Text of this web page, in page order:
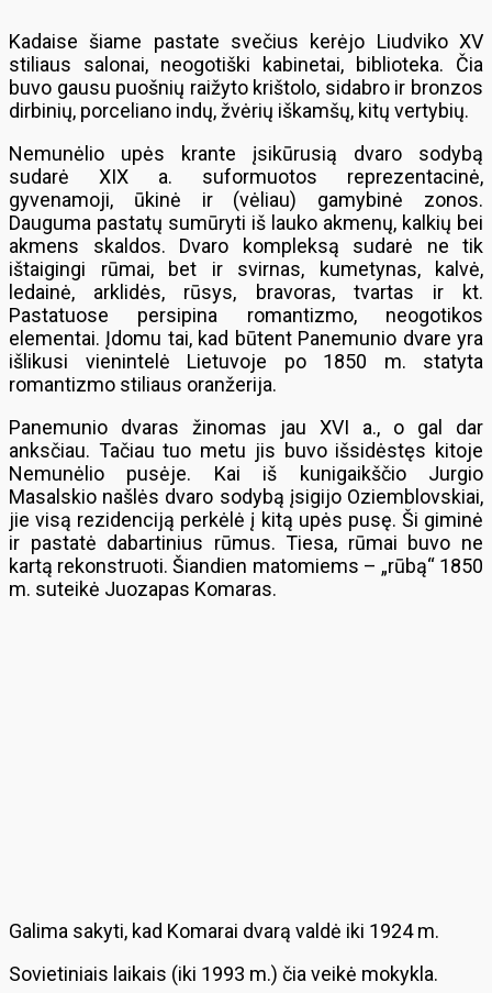
Kadaise šiame pastate svečius kerėjo Liudviko XV
stiliaus salonai, neogotiški kabinetai, biblioteka. Čia
buvo gausu puošnių raižyto krištolo, sidabro ir bronzos
dirbinių, porceliano indų, žvėrių iškamšų, kitų vertybių.
Nemunėlio upės krante įsikūrusią dvaro sodybą
sudarė XIX a. suformuotos reprezentacinė,
gyvenamoji, ūkinė ir (vėliau) gamybinė zonos.
Dauguma pastatų sumūryti iš lauko akmenų, kalkių bei
akmens skaldos. Dvaro kompleksą sudarė ne tik
ištaigingi rūmai, bet ir svirnas, kumetynas, kalvė,
ledainė, arklidės, rūsys, bravoras, tvartas ir kt.
Pastatuose persipina romantizmo, neogotikos
elementai. Įdomu tai, kad būtent Panemunio dvare yra
išlikusi vienintelė Lietuvoje po 1850 m. statyta
romantizmo stiliaus oranžerija.
Panemunio dvaras žinomas jau XVI a., o gal dar
anksčiau. Tačiau tuo metu jis buvo išsidėstęs kitoje
Nemunėlio pusėje. Kai iš kunigaikščio Jurgio
Masalskio našlės dvaro sodybą įsigijo Oziemblovskiai,
jie visą rezidenciją perkėlė į kitą upės pusę. Ši giminė
ir pastatė dabartinius rūmus. Tiesa, rūmai buvo ne
kartą rekonstruoti. Šiandien matomiems – „rūbą“ 1850
m. suteikė Juozapas Komaras.
Galima sakyti, kad Komarai dvarą valdė iki 1924 m.
Sovietiniais laikais (iki 1993 m.) čia veikė mokykla.